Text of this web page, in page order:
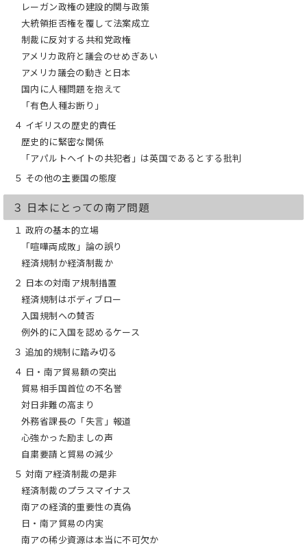
レーガン政権の建設的関与政策
大統領拒否権を覆して法案成立
制裁に反対する共和党政権
アメリカ政府と議会のせめぎあい
アメリカ議会の動きと日本
国内に人種問題を抱えて
「有色人種お断り」
４ イギリスの歴史的責任
歴史的に緊密な関係
「アパルトヘイトの共犯者」は英国であるとする批判
５ その他の主要国の態度
３ 日本にとっての南ア問題
１ 政府の基本的立場
「喧嘩両成敗」論の誤り
経済規制か経済制裁か
２ 日本の対南ア規制措置
経済規制はボディブロー
入国規制への賛否
例外的に入国を認めるケース
３ 追加的規制に踏み切る
４ 日・南ア貿易額の突出
貿易相手国首位の不名誉
対日非難の高まり
外務省課長の「失言」報道
心強かった励ましの声
自粛要請と貿易の減少
５ 対南ア経済制裁の是非
経済制裁のプラスマイナス
南アの経済的重要性の真偽
日・南ア貿易の内実
南アの稀少資源は本当に不可欠か